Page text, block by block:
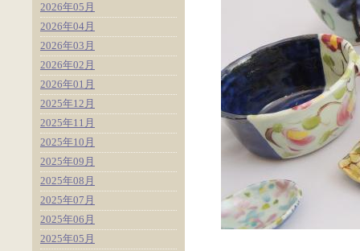
2026年05月
2026年04月
2026年03月
2026年02月
2026年01月
2025年12月
2025年11月
2025年10月
2025年09月
2025年08月
2025年07月
2025年06月
2025年05月